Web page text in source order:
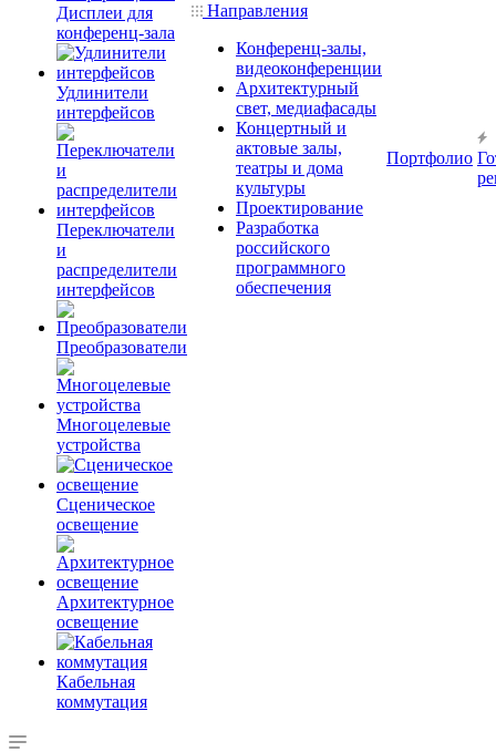
Дисплеи для
конференц-зала
Удлинители
интерфейсов
Переключатели
и
распределители
интерфейсов
Преобразователи
Многоцелевые
устройства
Сценическое
освещение
Архитектурное
освещение
Кабельная
коммутация
Направления
Конференц-залы,
видеоконференции
Архитектурный
свет, медиафасады
Концертный и
актовые залы,
театры и дома
культуры
Проектирование
Разработка
российского
программного
обеспечения
Портфолио